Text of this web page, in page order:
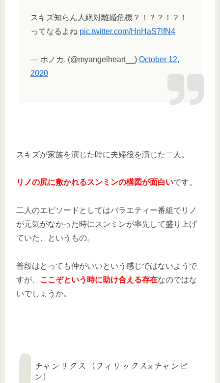
スキズ知らん人絶対離婚危機？！？？！？！
ってなるよね pic.twitter.com/HnHaS7lfN4
— ホノカ. (@myangelheart__) October 12,
2020
スキズが家族を演じた時に夫婦役を演じた二人。
リノの尻に敷かれるスンミンの構図が面白いです。
二人のエピソードとしてはバラエティー番組でリノ
が元気がなかった時にスンミンが率先して盛り上げ
ていた、というもの。
普段はとっても仲がいいという感じではないようで
すが、 ここぞという時に助け合える存在なのではな
いでしょうか。
チャンリクス（フィリックス×チャンビ
ン）